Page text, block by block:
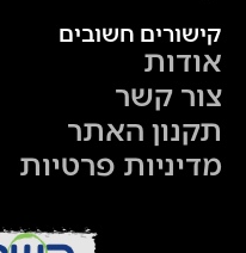
קישורים חשובים
אודות
צור קשר
תקנון האתר
מדיניות פרטיות